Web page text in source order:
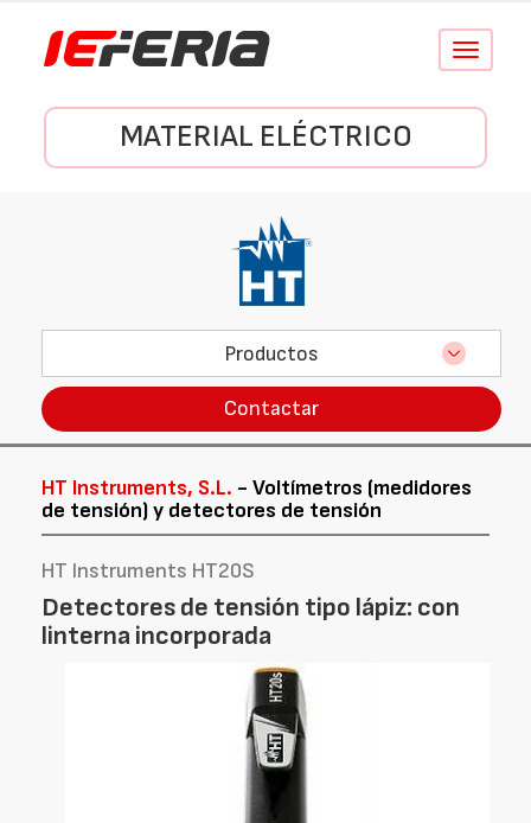
Conmutar
MATERIAL ELÉCTRICO
Productos
Contactar
HT Instruments, S.L. - Voltímetros (medidores
de tensión) y detectores de tensión
HT Instruments HT20S
Detectores de tensión tipo lápiz: con
linterna incorporada